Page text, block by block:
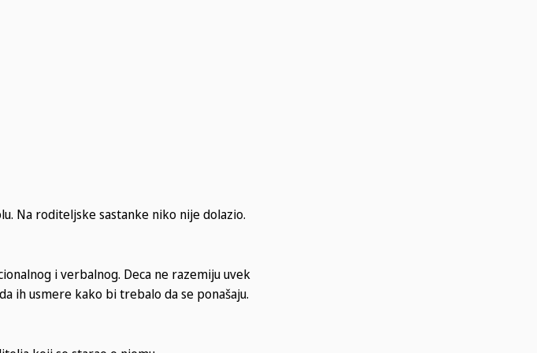
Na roditeljske sastanke niko nije dolazio.
i verbalnog. Deca ne razemiju uvek
ih usmere kako bi trebalo da se ponašaju.